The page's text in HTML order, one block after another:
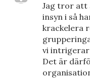
Jag tror att
insyn i så
krackelera
vi intrigerar
Det är